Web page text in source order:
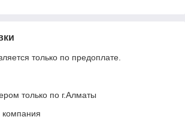
только по предоплате.
только по г.Алматы
компания